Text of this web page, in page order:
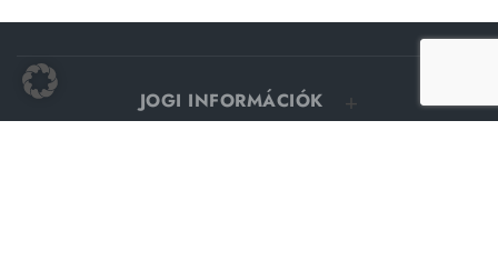
JOGI INFORMÁCIÓK